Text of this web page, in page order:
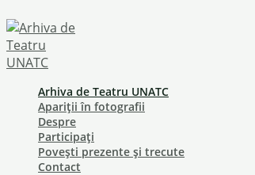
to
content
Arhiva de Teatru UNATC
Apariții în fotografii
Despre
Participați
Povești prezente și trecute
Contact